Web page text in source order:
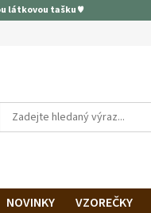
látkovou tašku ♥
NOVINKY VZOREČKY